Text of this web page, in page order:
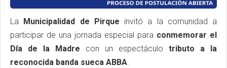
La Municipalidad de Pirque invitó a la comunidad a
participar de una jornada especial para conmemorar el
Día de la Madre con un espectáculo tributo a la
reconocida banda sueca ABBA.